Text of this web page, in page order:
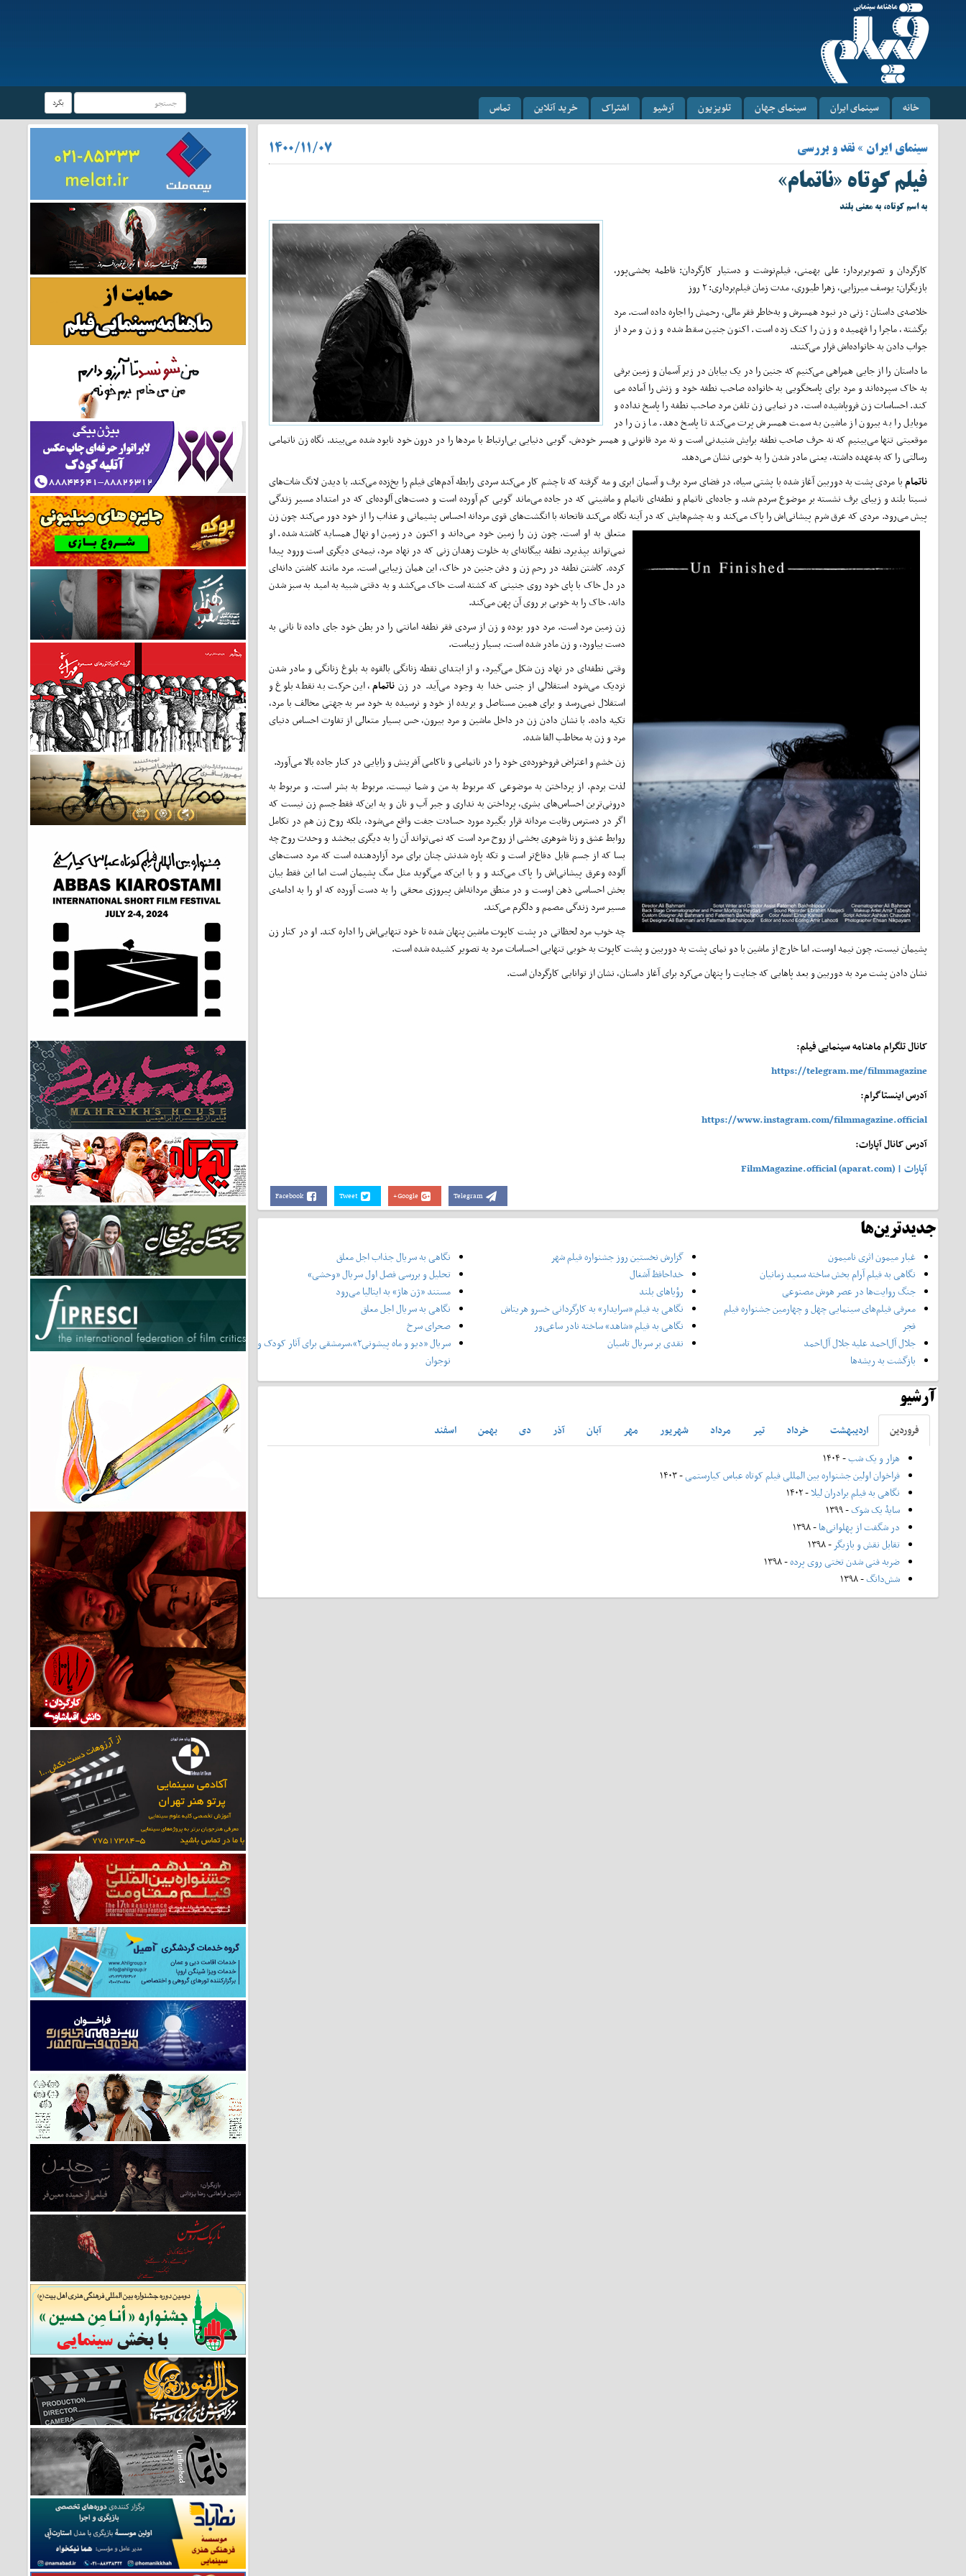
خانه سینمای ایران سینمای جهان تلویزیون آرشیو اشتراک خرید آنلاین تماس بگرد
سینمای ایران » نقد و بررسی ۱۴۰۰/۱۱/۰۷
فیلم کوتاه «ناتمام»
به اسم کوتاه، به معنی بلند
کارگردان و تصویربردار: علی بهمنی، فیلم‌نوشت و دستیار کارگردان: فاطمه بخشی‌پور،
بازیگران: یوسف میرزایی، زهرا طیوری، مدت زمان فیلم‌برداری: ۲ روز
خلاصه‌ی داستان : زنی در نبود همسرش و به‌خاطر فقر مالی، رحمش را اجاره داده است. مرد
برگشته، ماجرا را فهمیده و زن را کتک زده است. اکنون جنین سقط شده و زن و مرد از
جواب دادن به خانواده‌‌اش فرار می‌کنند.
ما داستان را از جایی همراهی می‌کنیم که جنین را در یک بیابان در زیر آسمان‌ و زمین برفی
به خاک سپرده‌اند و مرد برای پاسخگویی به خانواده صاحب نطفه خود و زنش را آماده‌ می
کند. احساسات زن فروپاشیده است. در نمایی زن تلفن مرد صاحب نطفه را پاسخ نداده و
موبایل را به بیرون از ماشین به سمت همسرش پرت می‌کند تا پاسخ دهد. ما زن را در
موقعیتی تنها می‌بینیم که نه حرف صاحب نطفه برایش شنیدنی است و نه مرد قانونی و همسر خودش. گویی دنیایی بی‌ارتباط با مردها را در درون خود نابود شده می‌بیند. نگاه زن ناتمامی
رسالتی را که به‌عهده داشته، یعنی مادر شدن را به خوبی نشان می‌دهد.
ناتمامبا مردی پشت به دوربین آغاز شده با پشتی سیاه، در فضای سرد برف و آسمان ابری و مه گرفته که تا چشم کار می‌کند سردی رابطه آدم‌‌های فیلم را یخ‌زده می‌کند. با دیدن لانگ شات‌های
نسبتا بلند و زیبای برف نشسته بر موضوع سردم شد. و جاده‌ای ناتمام و نطفه‌ای ناتمام و ماشينی که در جاده می‌ماند گویی کم آورده‌ است و دست‌های آلوده‌‌ای که در امتداد مسیر زندگی
پیش می‌رود. مردی که عرق شرم پیشانی‌اش را پاک می‌کند و به چشم‌هایش که در آينه نگاه می‌کند فاتحانه با انگشت‌های قوی مردانه احساس پشیمانی و عذاب را از خود دور می‌کند چون زن
متعلق به او است. چون زن را زمین خود می‌داند و اکنون در زمین او نهال همسایه کاشته شده. او
نمی‌تواند بپذیرد. نطفه بیگانه‌ای به خلوت زهدان زنی که در نهاد مرد، نیمه‌ی دیگری است ورود پیدا
کرده. کاشتن نطفه در رحم زن و دفن جنین در خاک، این همان زیبایی است. مرد مانند کاشتن دانه‌ای
در دل خاک با پای خود روی جنینی که کشته است خاک می‌کشد و به دقتی شبیه به امید به سبز شدن
دانه، خاک را به خوبی بر روی آن پهن می‌کند.
زن زمین مرد است. مرد دور بوده و زن از سردی فقر نطفه امانتی را در بطن خود جای داده تا نانی به
دست بیاورد، و زن مادر شده است. بسیار زیباست.
وقتی نطفه‌ای در نهاد زن شکل می‌گیرد، و از ابتدای نقطه زنانگی بالقوه به بلوغ زنانگی و مادر شدن
نزدیک می‌شود استقلالی از جنس خدا به وجود می‌آيد. در زنناتمام، این حرکت به نقطه بلوغ و
استقلال نمی‌رسد و برای همین مستاصل و بریده از خود و نرسیده به خود سر به جهتی مخالف با مرد،
تکیه داده. با نشان دادن زن در داخل ماشین و مرد بیرون، حس بسیار متعالی از تفاوت احساس دنیای
مرد و زن به مخاطب القا شده.
زن خشم و اعتراض فروخورده‌ی خود را در ناتمامی و ناکامی آفرینش و زایایی در کنار جاده بالا می‌آورد.
لذت بردم. از پرداختن به موضوعی که مربوط به من و شما نیست. مربوط به بشر است. و مربوط به
درونی‌ترین احساس‌های بشری، پرداختن به نداری و جبر آب و نان و به این‌که فقط جسم زن نیست که
اگر در دسترس رقابت مردانه قرار بگیرد مورد حسادت جفت واقع می‌شود، بلکه روح زن هم در تکامل
روابط عشق و زنا شوهری بخشی از روح مرد است که نمی‌تواند آن را به دیگری ببخشد و وحدت روح چه
بسا که از جسم قابل دفاع‌تر است و تکه پاره شدنش چنان برای مرد آزاردهنده است که مرد دست‌های
آلوده وعرق پیشانی‌اش را پاک می‌کند و و با این‌که می‌گوید مثل سگ پشیمان است اما این فقط بیان
بخش احساسی ذهن اوست و در منطق مردانه‌اش پیروزی محقی را به دست آورده‌ که او را به ادامه‌ی
مسیر سرد زندگی مصمم و دلگرم می‌کند.
چه خوب مرد لحظاتی در پشت کاپوت ماشین پنهان شده تا خود تنهایی‌اش را اداره کند. او در کنار زن
پشیمان نیست. چون نیمه‌ اوست. اما خارج از ماشین با دو نمای پشت به دوربین و پشت کاپوت به خوبی تنهایی احساسات مرد به تصویر کشیده شده است.
نشان دادن پشت مرد به دوربین و بعد پاهایی که جنایت را پنهان می‌کرد برای آغاز داستان، نشان از توانایی کارگردان است.
کانال تلگرام ماهنامه سینمایی فیلم:
https://telegram.me/filmmagazine
آدرس اینستاگرام:
https://www.instagram.com/filmmagazine.official
آدرس کانال آپارات:
آپارات | FilmMagazine.official (aparat.com)
Facebook Tweet Google+ Telegram
جدیدترین‌ها
غبار میمون اثری نامیمون
نگاهی به فیلم آرام بخش ساخته سعید زمانیان
جنگ روایت‌ها در عصر هوش مصنوعی
معرفی فیلم‌های سینمایی چهل‌ و چهارمین جشنواره فیلم
فجر
جلال آل‌احمد علیه جلال آل‌‌احمد
بازگشت به ریشه‌ها
گزارش نخستین روز جشنواره فیلم شهر
خداحافظ آشغال
رؤیاهای بلند
نگاهی به فیلم «سرایدار» به کارگردانی خسرو هریتاش
نگاهی به فیلم «شاهد» ساخته نادر ساعی‌ور
نقدی بر سریال تاسیان
نگاهی به سریال جذاب اجل معلق
تحلیل و بررسی فصل اول سریال «وحشی»
مستند «ژن هاژ» به ایتالیا می‌رود
نگاهی به سریال اجل معلق
صحرای سرخ
سریال «دیو و ماه پیشونی۲»،سرمشقی برای آثار کودک و
نوجوان
آرشیو
فروردين ارديبهشت خرداد تير مرداد شهريور مهر آبان آذر دی بهمن
اسفند
هزار و یک شب- ۱۴۰۴
فراخوان اولین جشنواره بین المللی فیلم کوتاه عباس کیارستمی- ۱۴۰۳
نگاهی به فیلم برادران لیلا- ۱۴۰۲
سایۀ یک شوک- ۱۳۹۹
در شگفت از پهلوانی‌ها- ۱۳۹۸
تقابل نقش و بازیگر - ۱۳۹۸
ضربه فنی شدن تختی روی پرده- ۱۳۹۸
شش‌دانگ- ۱۳۹۸